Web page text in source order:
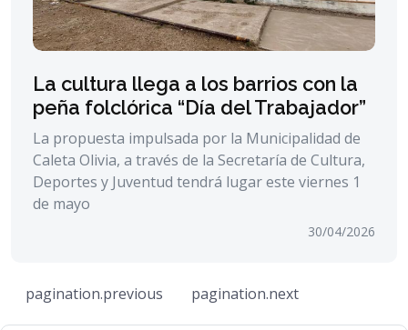
La cultura llega a los barrios con la
peña folclórica “Día del Trabajador”
La propuesta impulsada por la Municipalidad de
Caleta Olivia, a través de la Secretaría de Cultura,
Deportes y Juventud tendrá lugar este viernes 1
de mayo
30/04/2026
pagination.previous pagination.next